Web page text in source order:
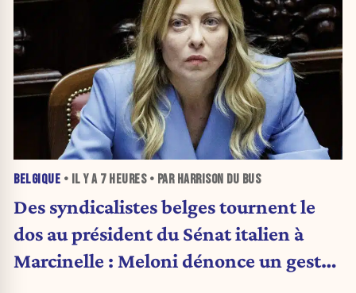
BELGIQUE • IL Y A 7 HEURES• PAR HARRISON DU BUS
Des syndicalistes belges tournent le
dos au président du Sénat italien à
Marcinelle : Meloni dénonce un geste